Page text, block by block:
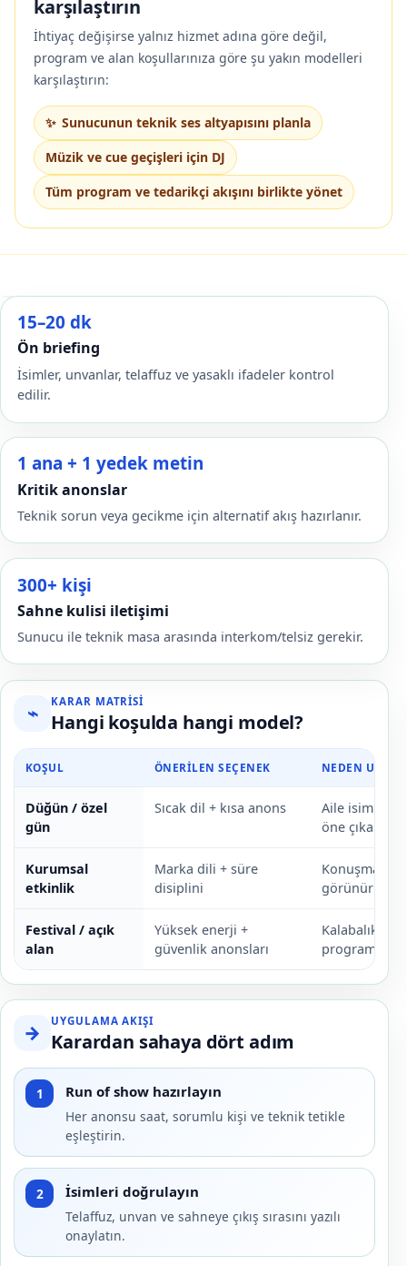
karşılaştırın
İhtiyaç değişirse yalnız hizmet adına göre değil,
program ve alan koşullarınıza göre şu yakın modelleri
karşılaştırın:
Sunucunun teknik ses altyapısını planla
Müzik ve cue geçişleri için DJ
Tüm program ve tedarikçi akışını birlikte yönet
15–20 dk
Ön briefing
İsimler, unvanlar, telaffuz ve yasaklı ifadeler kontrol
edilir.
1 ana + 1 yedek metin
Kritik anonslar
Teknik sorun veya gecikme için alternatif akış hazırlanır.
300+ kişi
Sahne kulisi iletişimi
Sunucu ile teknik masa arasında interkom/telsiz gerekir.
⌁ KARAR MATRISI
Hangi koşulda hangi model?
KOŞUL ÖNERILEN SEÇENEK NEDEN
Düğün / özel
gün
Sıcak dil + kısa anons
Aile isimleri
öne çıkar.
Kurumsal
etkinlik
Marka dili + süre
disiplini
Konuşmacı
görünürlüğü
Festival / açık
alan
Yüksek enerji +
güvenlik anonsları
Kalabalık
programın
→ UYGULAMA AKIŞI
Karardan sahaya dört adım
1 Run of show hazırlayın
Her anonsu saat, sorumlu kişi ve teknik tetikle
eşleştirin.
2 İsimleri doğrulayın
Telaffuz, unvan ve sahneye çıkış sırasını yazılı
onaylatın.